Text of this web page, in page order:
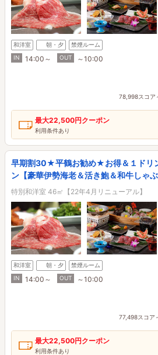
和洋室 朝・夕
禁煙ルーム
IN
14:00～ OUT ～10:00
78,998スコア
最大22,500円クーポン
利用条件あり
早期割30★平鶴お勧め★お得＆１ドリ
ン【豪華伊勢海老＆活き鮑＆和牛しゃぶ
特別和洋室 46㎡【22年4月リニューアル】
和洋室 朝・夕
禁煙ルーム
IN
14:00～ OUT ～10:00
77,498スコア
最大22,500円クーポン
利用条件あり